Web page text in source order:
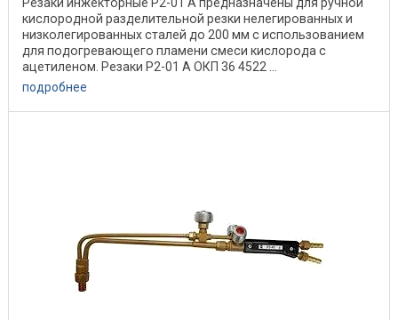
Резаки инжекторные Р2-01 А предназначены для ручной
кислородной разделительной резки нелегированных и
низколегированных сталей до 200 мм с использованием
для подогревающего пламени смеси кислорода с
ацетиленом. Резаки Р2-01 А ОКП 36 4522 ...
подробнее